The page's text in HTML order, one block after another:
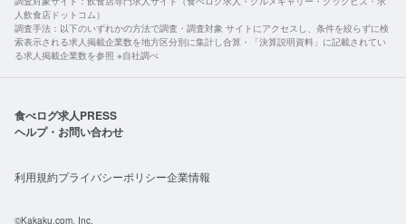
人飲食店ドットコム）
調査手法：以下のいずれかの方法で調査・調査対象 サイトにアクセスし、条件を絞らずに検
索表示される求人掲載企業数を地方区分別に集計し合算・「決算説明資料」に記載されてい
る求人掲載企業数を参照 ※自社調べ
食べログ求人PRESS
ヘルプ・お問い合わせ
利用規約プライバシーポリシー企業情報
©Kakaku.com, Inc.